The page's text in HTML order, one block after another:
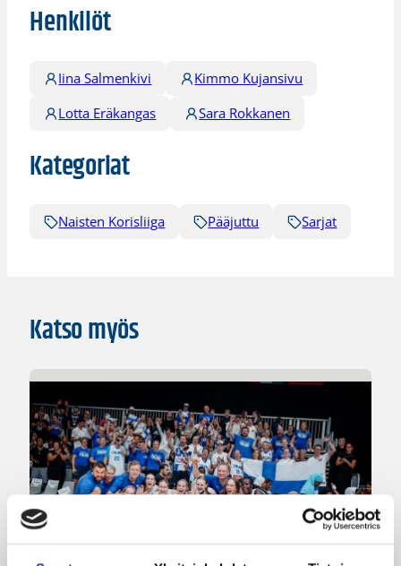
Henkilöt
Iina Salmenkivi
Kimmo Kujansivu
Lotta Eräkangas
Sara Rokkanen
Kategoriat
Naisten Korisliiga Pääjuttu Sarjat
Katso myös